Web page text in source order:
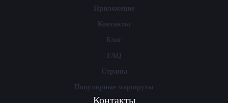
Приложение
Контакты
Блог
FAQ
Страны
Популярные маршруты
Контакты